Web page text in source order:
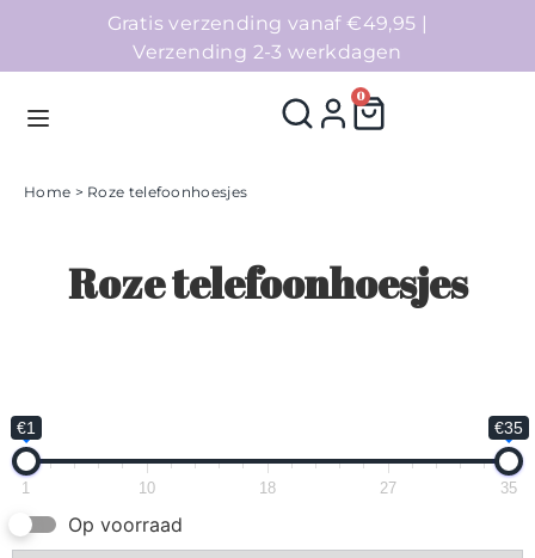
Gratis verzending vanaf €49,95 |
Verzending 2-3 werkdagen
0
Telefoonhoesjes
Sale
Contact
Home > Roze telefoonhoesjes
Roze telefoonhoesjes
€1 €35
1 10 18 27 35
Op voorraad